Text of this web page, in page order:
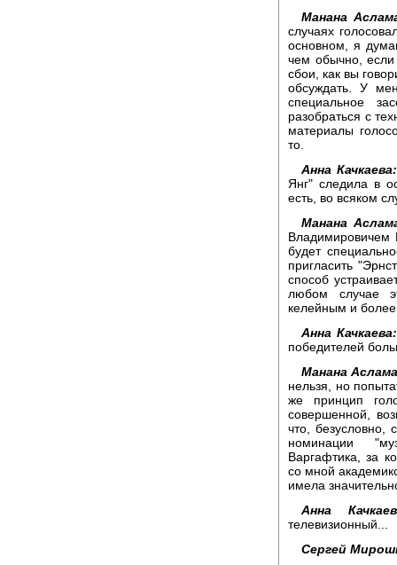
Манана
случаях
основном, я
чем обычно, если
сбои, как вы
обсуждать. У
специальное
разобраться с
материалы
то.
Анна Качкаева:
Янг" следила в
есть, во всяком
Манана
Владимировичем
будет
пригласить
способ
любом случае
келейным и
Анна Качкаева:
победителей
Манана
нельзя, но
же принцип
совершенной,
что, безусловно,
номинации
Варгафтика, за
со мной
имела
Анна
телевизионный...
Сергей